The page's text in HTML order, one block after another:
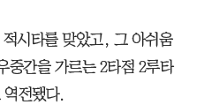
시타를 맞았고, 그 아쉬움
중간을 가르는 2타점 2루타
전됐다.